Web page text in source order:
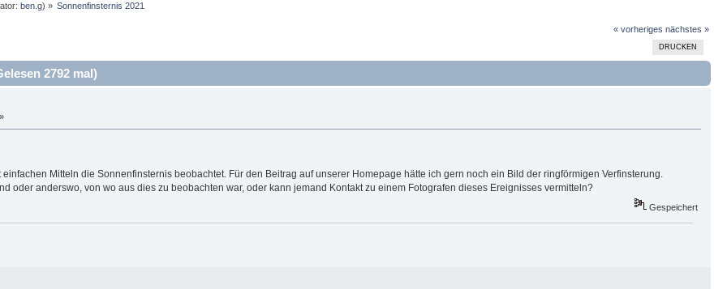
ben.g) » Sonnenfinsternis 2021
« vorheriges nächstes »
DRUCKEN
2792 mal)
Mitteln die Sonnenfinsternis beobachtet. Für den Beitrag auf unserer Homepage hätte ich gern noch ein Bild der ringförmigen Verfinsterung.
oder anderswo, von wo aus dies zu beobachten war, oder kann jemand Kontakt zu einem Fotografen dieses Ereignisses vermitteln?
Gespeichert